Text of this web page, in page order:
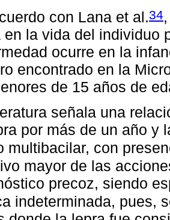
con Lana et al.34
en la vida del individuo
ocurre en la
encontrado en la
de 15 años de
señala una
por más de un año y
multibacilar, con
mayor de las
precoz, siendo
indeterminada, pues,